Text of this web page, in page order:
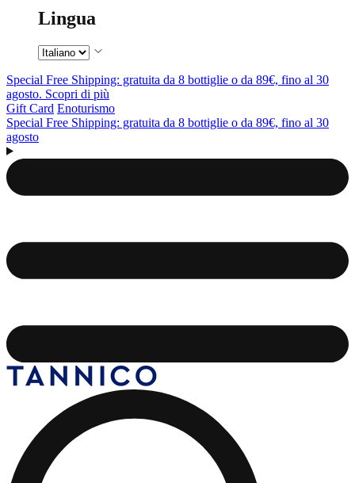
Lingua
Special Free Shipping: gratuita da 8 bottiglie o da 89€, fino al 30
agosto. Scopri di più
Gift Card Enoturismo
Special Free Shipping: gratuita da 8 bottiglie o da 89€, fino al 30
agosto